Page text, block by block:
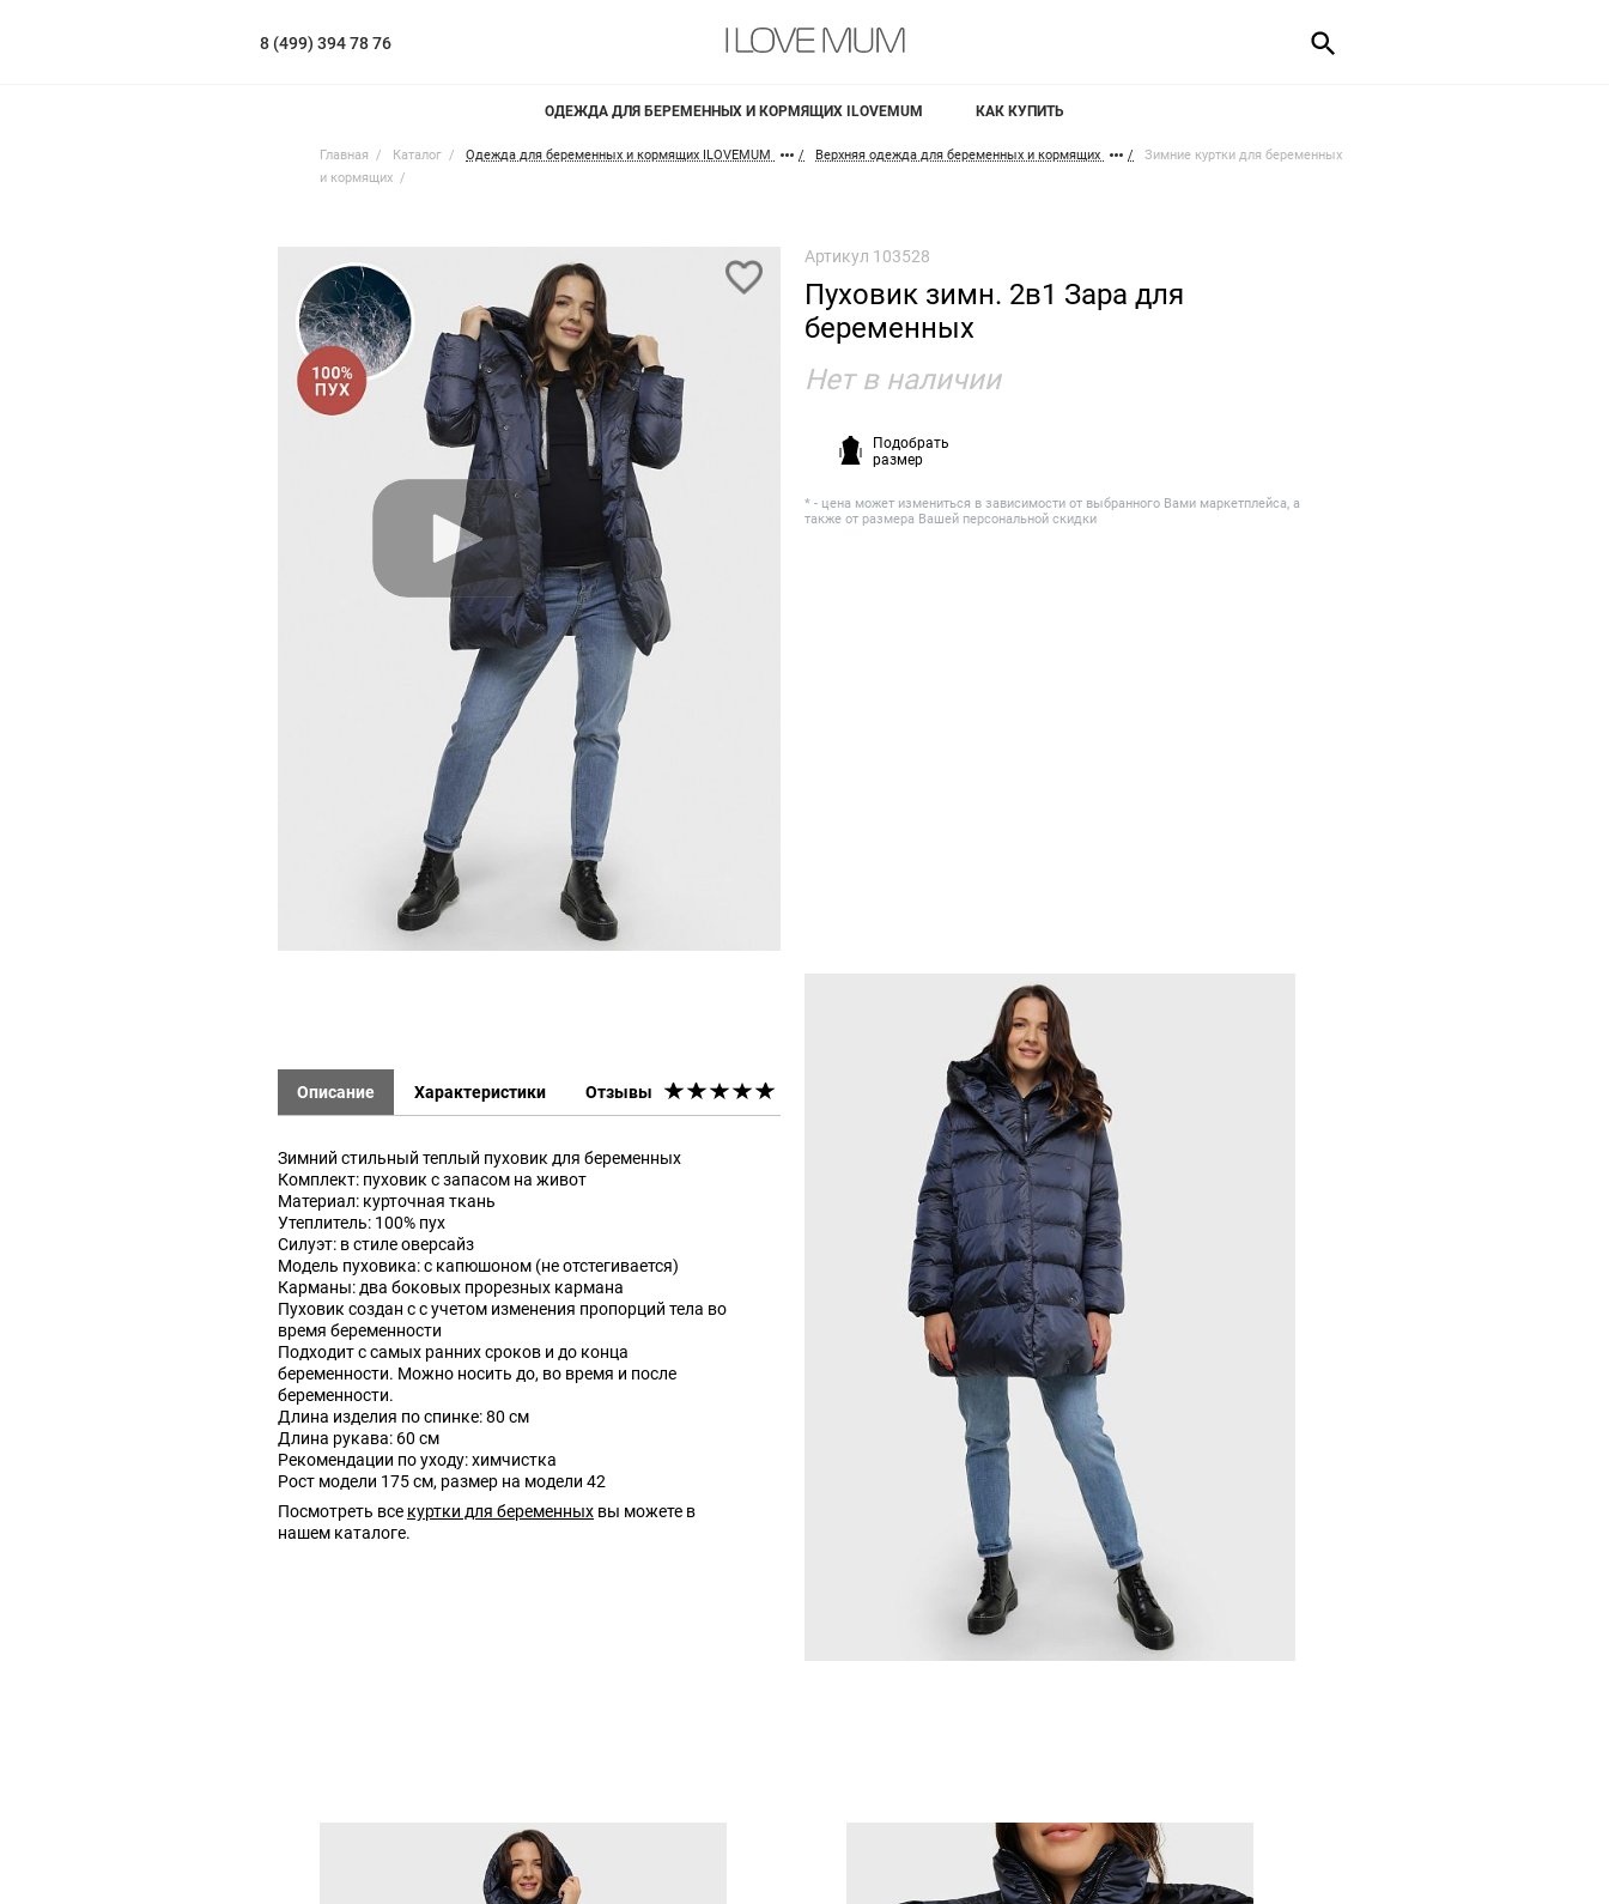
8 (499) 394 78 76
ОДЕЖДА ДЛЯ БЕРЕМЕННЫХ И КОРМЯЩИХ ILOVEMUM КАК КУПИТЬ
Главная Каталог Одежда для беременных и кормящих ILOVEMUM Верхняя одежда для беременных и кормящих
Зимние куртки для беременных
и кормящих
Артикул 103528
Пуховик зимн. 2в1 Зара для
беременных
Нет в наличии
Подобрать
размер
* - цена может измениться в зависимости от выбранного Вами маркетплейса, а
также от размера Вашей персональной скидки
Описание Характеристики Отзывы
Зимний стильный теплый пуховик для беременных
Комплект: пуховик с запасом на живот
Материал: курточная ткань
Утеплитель: 100% пух
Силуэт: в стиле оверсайз
Модель пуховика: с капюшоном (не отстегивается)
Карманы: два боковых прорезных кармана
Пуховик создан с с учетом изменения пропорций тела во
время беременности
Подходит с самых ранних сроков и до конца
беременности. Можно носить до, во время и после
беременности.
Длина изделия по спинке: 80 см
Длина рукава: 60 см
Рекомендации по уходу: химчистка
Рост модели 175 см, размер на модели 42
Посмотреть все куртки для беременных вы можете в
нашем каталоге.